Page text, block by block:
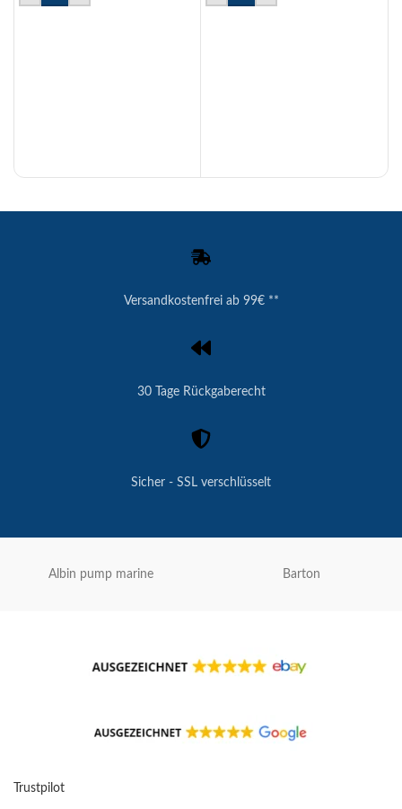
Versandkostenfrei ab 99€ **
30 Tage Rückgaberecht
Sicher - SSL verschlüsselt
Albin pump marine Barton
Trustpilot